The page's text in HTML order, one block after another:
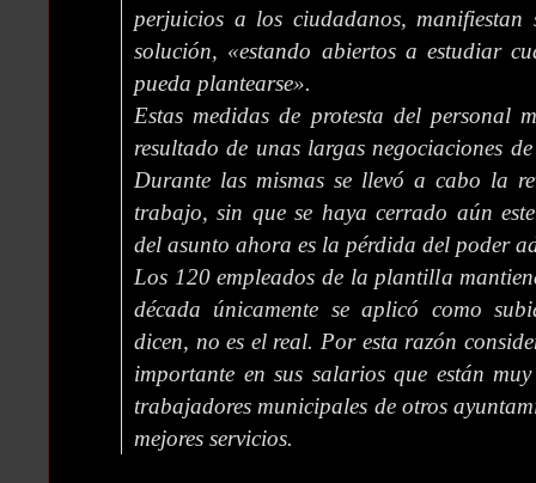
perjuicios a los ciudadanos, manifiestan
solución, «estando abiertos a estudiar
pueda plantearse».
Estas medidas de protesta del personal
resultado de unas largas negociaciones
Durante las mismas se llevó a cabo la
trabajo, sin que se haya cerrado aún
del asunto ahora es la pérdida del poder
Los 120 empleados de la plantilla
década únicamente se aplicó como
dicen, no es el real. Por esta razón
importante en sus salarios que están
trabajadores municipales de otros
mejores servicios.